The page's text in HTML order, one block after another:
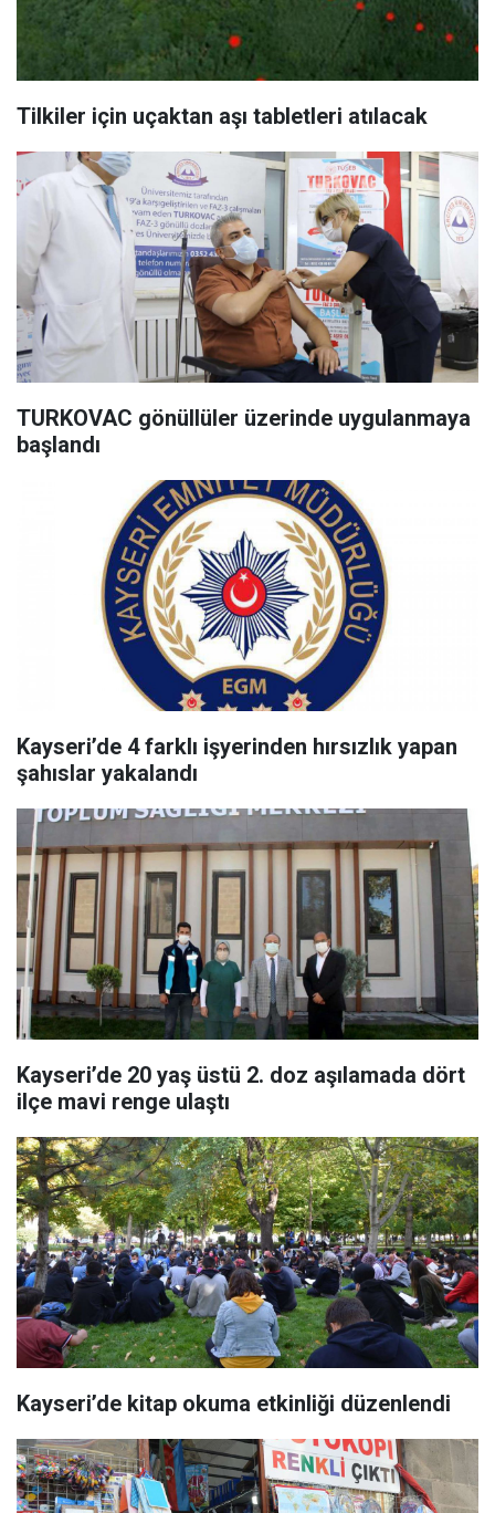
​Tilkiler için uçaktan aşı tabletleri atılacak
TURKOVAC gönüllüler üzerinde uygulanmaya
başlandı
Kayseri’de 4 farklı işyerinden hırsızlık yapan
şahıslar yakalandı
Kayseri’de 20 yaş üstü 2. doz aşılamada dört
ilçe mavi renge ulaştı
Kayseri’de kitap okuma etkinliği düzenlendi